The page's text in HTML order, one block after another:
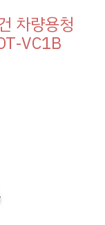
차량용청
VC1B